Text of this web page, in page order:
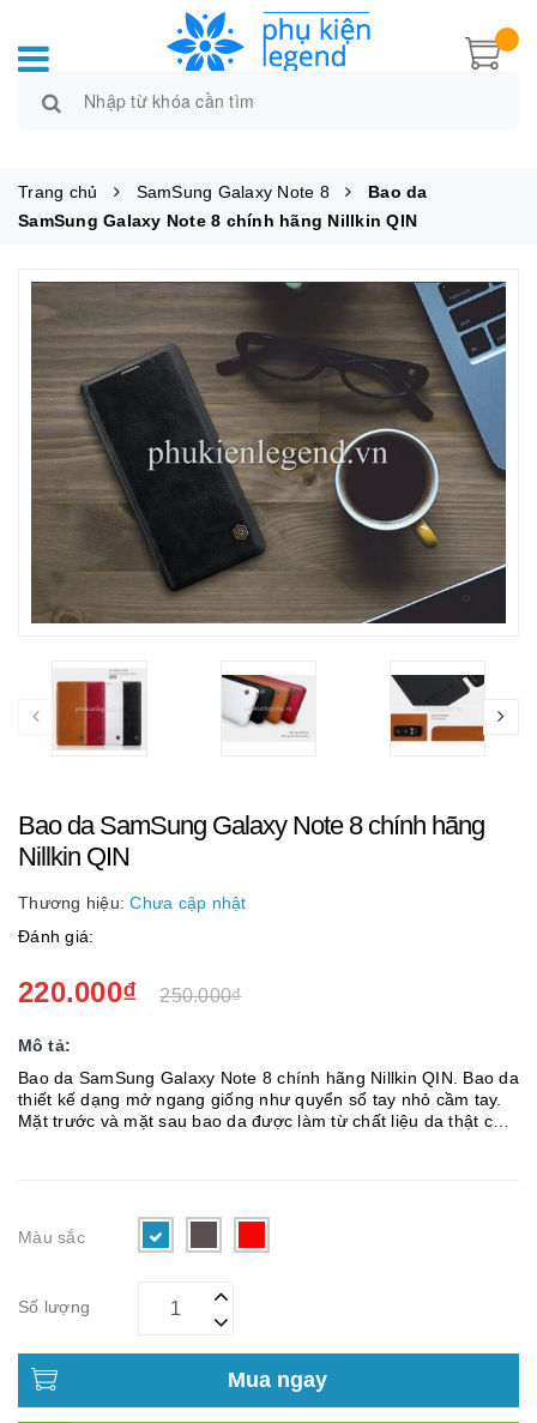
Trang chủ SamSung Galaxy Note 8
Bao da
SamSung Galaxy Note 8 chính hãng Nillkin QIN
Bao da SamSung Galaxy Note 8 chính hãng
Nillkin QIN
Thương hiệu: Chưa cập nhật
Đánh giá:
220.000₫ 250.000₫
Mô tả:
Bao da SamSung Galaxy Note 8 chính hãng Nillkin QIN. Bao da
thiết kế dạng mở ngang giống như quyển sổ tay nhỏ cầm tay.
Mặt trước và mặt sau bao da được làm từ chất liệu da thật cao
Màu sắc
Số lượng
Mua ngay